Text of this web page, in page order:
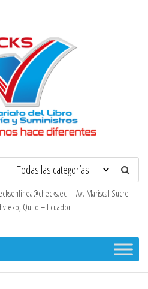
Línea
|| Av. Mariscal Sucre
Quito – Ecuador